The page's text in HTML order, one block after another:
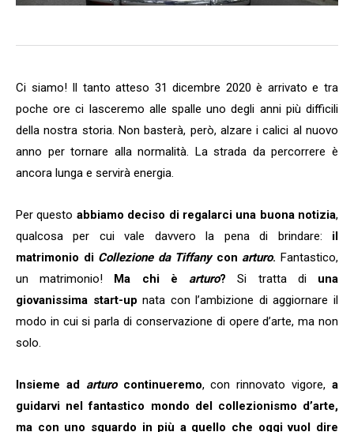
Ci siamo! Il tanto atteso 31 dicembre 2020 è arrivato e tra
poche ore ci lasceremo alle spalle uno degli anni più difficili
della nostra storia. Non basterà, però, alzare i calici al nuovo
anno per tornare alla normalità. La strada da percorrere è
ancora lunga e servirà energia.
Per questo abbiamo deciso di regalarci una buona notizia,
qualcosa per cui vale davvero la pena di brindare: il
matrimonio di Collezione da Tiffanycon arturo. Fantastico,
un matrimonio! Ma chi è arturo? Si tratta di una
giovanissima start-up nata con l’ambizione di aggiornare il
modo in cui si parla di conservazione di opere d’arte, ma non
solo.
Insieme ad arturocontinueremo, con rinnovato vigore,a
guidarvi nel fantastico mondo del collezionismo d’arte,
ma con uno sguardo in più a quello che oggi vuol dire